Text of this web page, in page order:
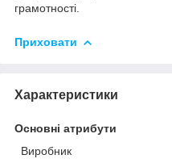
грамотності.
Приховати
Характеристики
Основні атрибути
Виробник